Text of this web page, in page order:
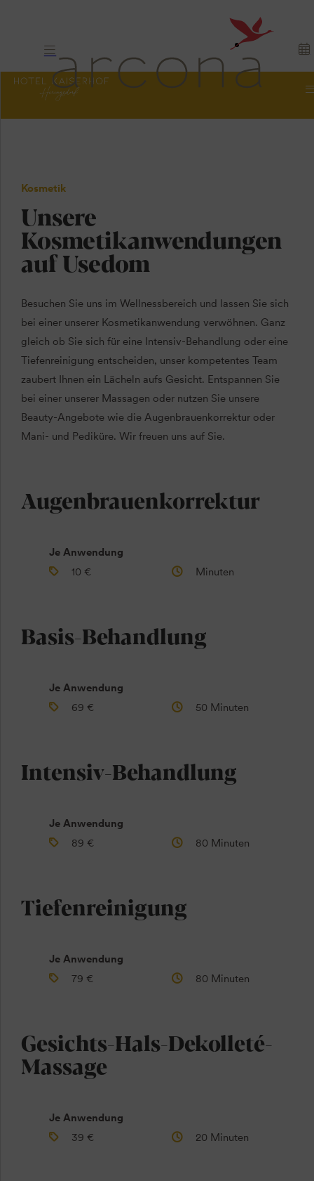
Kosmetik
Unsere
Kosmetikanwendungen
auf Usedom
Besuchen Sie uns im Wellnessbereich und lassen Sie sich
bei einer unserer Kosmetikanwendung verwöhnen. Ganz
gleich ob Sie sich für eine Intensiv-Behandlung oder eine
Tiefenreinigung entscheiden, unser kompetentes Team
zaubert Ihnen ein Lächeln aufs Gesicht. Entspannen Sie
bei einer unserer Massagen oder nutzen Sie unsere
Beauty-Angebote wie die Augenbrauenkorrektur oder
Mani- und Pediküre. Wir freuen uns auf Sie.
Augenbrauenkorrektur
Je Anwendung
10 €
Minuten
Basis-Behandlung
Je Anwendung
69 €
50 Minuten
Intensiv-Behandlung
Je Anwendung
89 €
80 Minuten
Tiefenreinigung
Je Anwendung
79 €
80 Minuten
Gesichts-Hals-Dekolleté-
Massage
Je Anwendung
39 €
20 Minuten